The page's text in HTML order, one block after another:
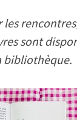
sont
bibliothèque.